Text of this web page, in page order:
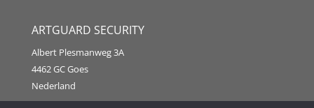
ARTGUARD SECURITY
Albert Plesmanweg 3A
4462 GC Goes
Nederland